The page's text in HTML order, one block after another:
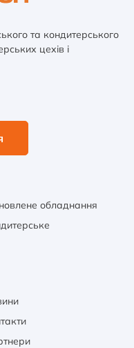
та кондитерського
цехів і
обладнання